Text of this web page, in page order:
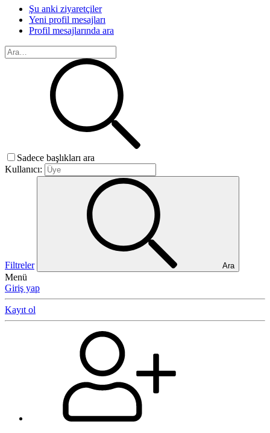
Şu anki ziyaretçiler
Yeni profil mesajları
Profil mesajlarında ara
Sadece başlıkları ara
Kullanıcı:
Filtreler Ara
Menü
Giriş yap
Kayıt ol